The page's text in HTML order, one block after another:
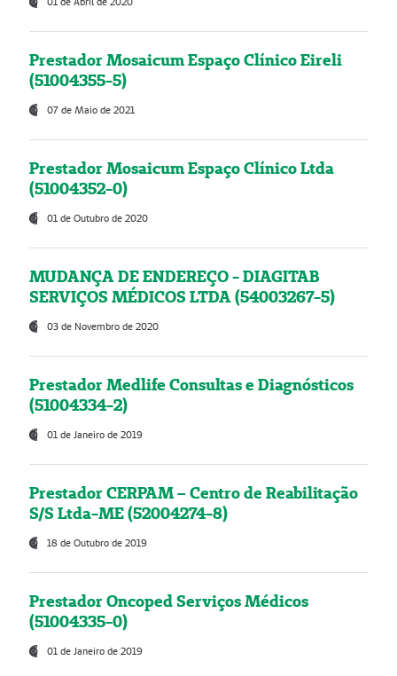
Prestador Mosaicum Espaço Clínico Eireli
(51004355-5)
07 de Maio de 2021
Prestador Mosaicum Espaço Clínico Ltda
(51004352-0)
01 de Outubro de 2020
MUDANÇA DE ENDEREÇO - DIAGITAB
SERVIÇOS MÉDICOS LTDA (54003267-5)
03 de Novembro de 2020
Prestador Medlife Consultas e Diagnósticos
(51004334-2)
01 de Janeiro de 2019
Prestador CERPAM – Centro de Reabilitação
S/S Ltda-ME (52004274-8)
18 de Outubro de 2019
Prestador Oncoped Serviços Médicos
(51004335-0)
01 de Janeiro de 2019